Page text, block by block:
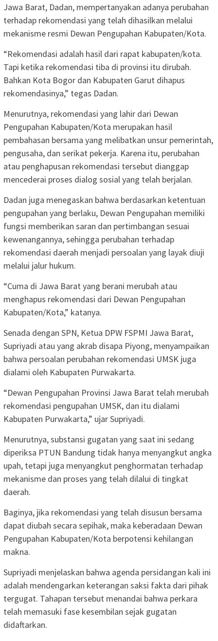
Jawa Barat, Dadan, mempertanyakan adanya perubahan
terhadap rekomendasi yang telah dihasilkan melalui
mekanisme resmi Dewan Pengupahan Kabupaten/Kota.
“Rekomendasi adalah hasil dari rapat kabupaten/kota.
Tapi ketika rekomendasi tiba di provinsi itu dirubah.
Bahkan Kota Bogor dan Kabupaten Garut dihapus
rekomendasinya,” tegas Dadan.
Menurutnya, rekomendasi yang lahir dari Dewan
Pengupahan Kabupaten/Kota merupakan hasil
pembahasan bersama yang melibatkan unsur pemerintah,
pengusaha, dan serikat pekerja. Karena itu, perubahan
atau penghapusan rekomendasi tersebut dianggap
mencederai proses dialog sosial yang telah berjalan.
Dadan juga menegaskan bahwa berdasarkan ketentuan
pengupahan yang berlaku, Dewan Pengupahan memiliki
fungsi memberikan saran dan pertimbangan sesuai
kewenangannya, sehingga perubahan terhadap
rekomendasi daerah menjadi persoalan yang layak diuji
melalui jalur hukum.
“Cuma di Jawa Barat yang berani merubah atau
menghapus rekomendasi dari Dewan Pengupahan
Kabupaten/Kota,” katanya.
Senada dengan SPN, Ketua DPW FSPMI Jawa Barat,
Supriyadi atau yang akrab disapa Piyong, menyampaikan
bahwa persoalan perubahan rekomendasi UMSK juga
dialami oleh Kabupaten Purwakarta.
“Dewan Pengupahan Provinsi Jawa Barat telah merubah
rekomendasi pengupahan UMSK, dan itu dialami
Kabupaten Purwakarta,” ujar Supriyadi.
Menurutnya, substansi gugatan yang saat ini sedang
diperiksa PTUN Bandung tidak hanya menyangkut angka
upah, tetapi juga menyangkut penghormatan terhadap
mekanisme dan proses yang telah dilalui di tingkat
daerah.
Baginya, jika rekomendasi yang telah disusun bersama
dapat diubah secara sepihak, maka keberadaan Dewan
Pengupahan Kabupaten/Kota berpotensi kehilangan
makna.
Supriyadi menjelaskan bahwa agenda persidangan kali ini
adalah mendengarkan keterangan saksi fakta dari pihak
tergugat. Tahapan tersebut menandai bahwa perkara
telah memasuki fase kesembilan sejak gugatan
didaftarkan.